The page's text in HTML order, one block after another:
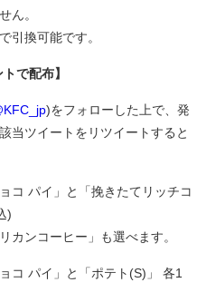
ん。
引換可能です。
で配布】
)をフォローした上で、発
当ツイートをリツイートすると
コ パイ」と「挽きたてリッチコ
)
ヒー」も選べます。
」と「ポテト(S)」 各1